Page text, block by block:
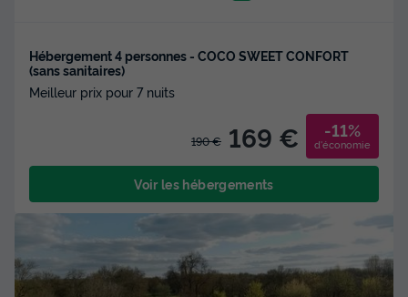
Hébergement 4 personnes - COCO SWEET CONFORT
(sans sanitaires)
Meilleur prix pour 7 nuits
190 € 169 € -11%
d'économie
Voir les hébergements